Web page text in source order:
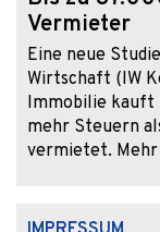
Vermieter
Eine neue
Wirtschaft (IW
Immobilie kauft
mehr Steuern
vermietet. Mehr